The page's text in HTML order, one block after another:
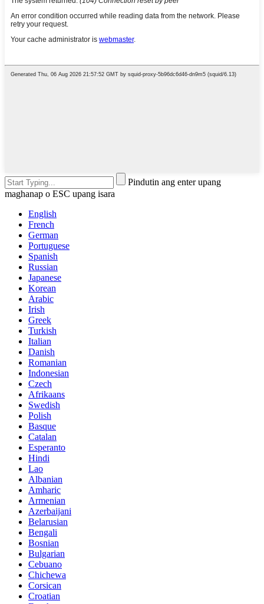
Pindutin ang enter upang
maghanap o ESC upang isara
English
French
German
Portuguese
Spanish
Russian
Japanese
Korean
Arabic
Irish
Greek
Turkish
Italian
Danish
Romanian
Indonesian
Czech
Afrikaans
Swedish
Polish
Basque
Catalan
Esperanto
Hindi
Lao
Albanian
Amharic
Armenian
Azerbaijani
Belarusian
Bengali
Bosnian
Bulgarian
Cebuano
Chichewa
Corsican
Croatian